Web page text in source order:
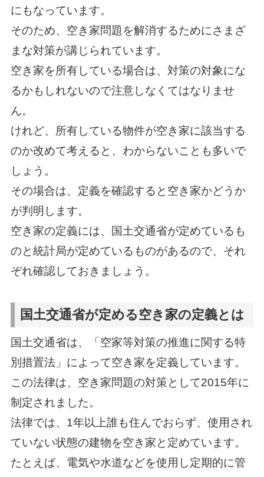
にもなっています。
そのため、空き家問題を解消するためにさまざ
まな対策が講じられています。
空き家を所有している場合は、対策の対象にな
るかもしれないので注意しなくてはなりませ
ん。
けれど、所有している物件が空き家に該当する
のか改めて考えると、わからないことも多いで
しょう。
その場合は、定義を確認すると空き家かどうか
が判明します。
空き家の定義には、国土交通省が定めているも
のと統計局が定めているものがあるので、それ
ぞれ確認しておきましょう。
国土交通省が定める空き家の定義とは
国土交通省は、「空家等対策の推進に関する特
別措置法」によって空き家を定義しています。
この法律は、空き家問題の対策として2015年に
制定されました。
法律では、1年以上誰も住んでおらず、使用され
ていない状態の建物を空き家と定めています。
たとえば、電気や水道などを使用し定期的に管